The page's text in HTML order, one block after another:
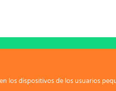
2026. Todos los
los dispositivos de los usuarios